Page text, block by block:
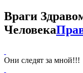
Враги
Человека
Они следят за мной!!!